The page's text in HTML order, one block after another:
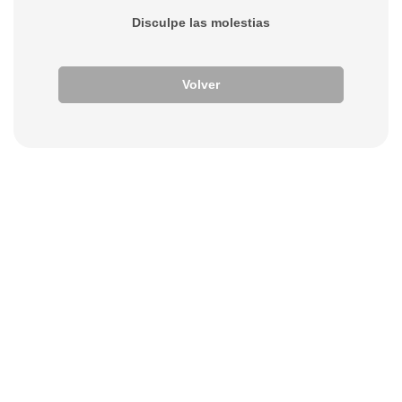
Disculpe las molestias
Volver